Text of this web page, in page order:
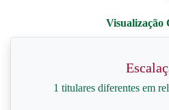
1 titulares diferentes em